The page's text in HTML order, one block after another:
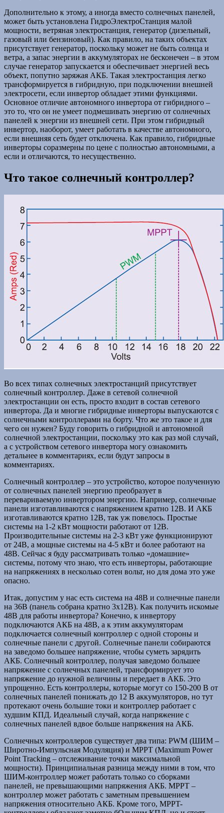
Дополнительно к этому, а иногда вместо солнечных панелей,
может быть установлена ГидроЭлектроСтанция малой
мощности, ветряная электростанция, генератор (дизельный,
газовый или бензиновый). Как правило, на таких объектах
присутствует генератор, поскольку может не быть солнца и
ветра, а запас энергии в аккумуляторах не бесконечен – в этом
случае генератор запускается и обеспечивает энергией весь
объект, попутно заряжая АКБ. Такая электростанция легко
трансформируется в гибридную, при подключении внешней
электросети, если инвертор обладает этими функциями.
Основное отличие автономного инвертора от гибридного –
это то, что он не умеет подмешивать энергию от солнечных
панелей к энергии из внешней сети. При этом гибридный
инвертор, наоборот, умеет работать в качестве автономного,
если внешняя сеть будет отключена. Как правило, гибридные
инверторы соразмерны по цене с полностью автономными, а
если и отличаются, то несущественно.
Что такое солнечный контроллер?
Во всех типах солнечных электростанций присутствует
солнечный контроллер. Даже в сетевой солнечной
электростанции он есть, просто входит в состав сетевого
инвертора. Да и многие гибридные инверторы выпускаются с
солнечными контроллерами на борту. Что же это такое и для
чего он нужен? Буду говорить о гибридной и автономной
солнечной электростанции, поскольку это как раз мой случай,
а с устройством сетевого инвертора могу ознакомить
детальнее в комментариях, если будут запросы в
комментариях.
Солнечный контроллер – это устройство, которое полученную
от солнечных панелей энергию преобразует в
перевариваемую инвертором энергию. Например, солнечные
панели изготавливаются с напряжением кратно 12В. И АКБ
изготавливаются кратно 12В, так уж повелось. Простые
системы на 1-2 кВт мощности работают от 12В.
Производительные системы на 2-3 кВт уже функционируют
от 24В, а мощные системы на 4-5 кВт и более работают на
48В. Сейчас я буду рассматривать только «домашние»
системы, потому что знаю, что есть инверторы, работающие
на напряжениях в несколько сотен вольт, но для дома это уже
опасно.
Итак, допустим у нас есть система на 48В и солнечные панели
на 36В (панель собрана кратно 3х12В). Как получить искомые
48В для работы инвертора? Конечно, к инвертору
подключаются АКБ на 48В, а к этим аккумуляторам
подключается солнечный контроллер с одной стороны и
солнечные панели с другой. Солнечные панели собираются
на заведомо большее напряжение, чтобы суметь зарядить
АКБ. Солнечный контроллер, получая заведомо большее
напряжение с солнечных панелей, трансформирует это
напряжение до нужной величины и передает в АКБ. Это
упрощенно. Есть контроллеры, которые могут со 150-200 В от
солнечных панелей понижать до 12 В аккумуляторов, но тут
протекают очень большие токи и контроллер работает с
худшим КПД. Идеальный случай, когда напряжение с
солнечных панелей вдвое больше напряжения на АКБ.
Солнечных контроллеров существует два типа: PWM (ШИМ –
Широтно-Импульсная Модуляция) и MPPT (Maximum Power
Point Tracking – отслеживание точки максимальной
мощности). Принципиальная разница между ними в том, что
ШИМ-контроллер может работать только со сборками
панелей, не превышающими напряжения АКБ. MPPT –
контроллер может работать с заметным превышением
напряжения относительно АКБ. Кроме того, MPPT-